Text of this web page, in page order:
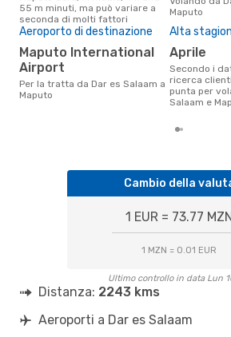
55 m minuti, ma può variare a
seconda di molti fattori
Maputo
Aeroporto di destinazione
Maputo International
Airport
Per la tratta da Dar es Salaam a
Maputo
Alta
aprile
Secondo i dati della nostra
ricerca
punta per
Salaam e
Cambio della
1 EUR = 73.77
1 MZN = 0.01 EUR
Ultimo controllo in data Lun
Distanza: 2243 kms
Aeroporti a Dar es Salaam